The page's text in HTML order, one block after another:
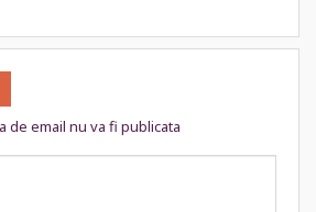
de email nu va fi publicata